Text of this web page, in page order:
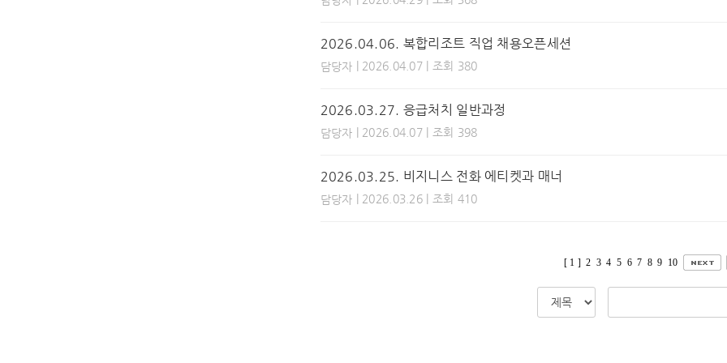
2026.04.06. 복합리조트 직업 채용오픈세션
담당자 | 2026.04.07 | 조회 380
2026.03.27. 응급처치 일반과정
담당자 | 2026.04.07 | 조회 398
2026.03.25. 비지니스 전화 에티켓과 매너
담당자 | 2026.03.26 | 조회 410
[ 1 ] 2 3 4 5 6 7 8 9 10